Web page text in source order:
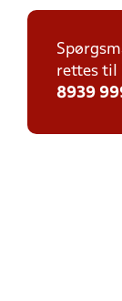
rettes til
8939